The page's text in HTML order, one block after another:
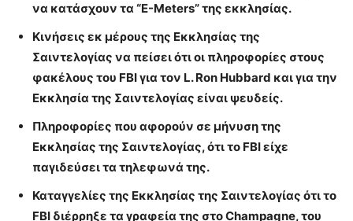
να κατάσχουν τα “E-Meters” της εκκλησίας.
Κινήσεις εκ μέρους της Εκκλησίας της
Σαιντελογίας να πείσει ότι οι πληροφορίες στους
φακέλους του FBI για τον L. Ron Hubbard και για την
Εκκλησία της Σαιντελογίας είναι ψευδείς.
Πληροφορίες που αφορούν σε μήνυση της
Εκκλησίας της Σαιντελογίας, ότι το FBI είχε
παγιδεύσει τα τηλεφωνά της.
Καταγγελίες της Εκκλησίας της Σαιντελογίας ότι το
FBI διέρρηξε τα γραφεία της στο Champagne, του